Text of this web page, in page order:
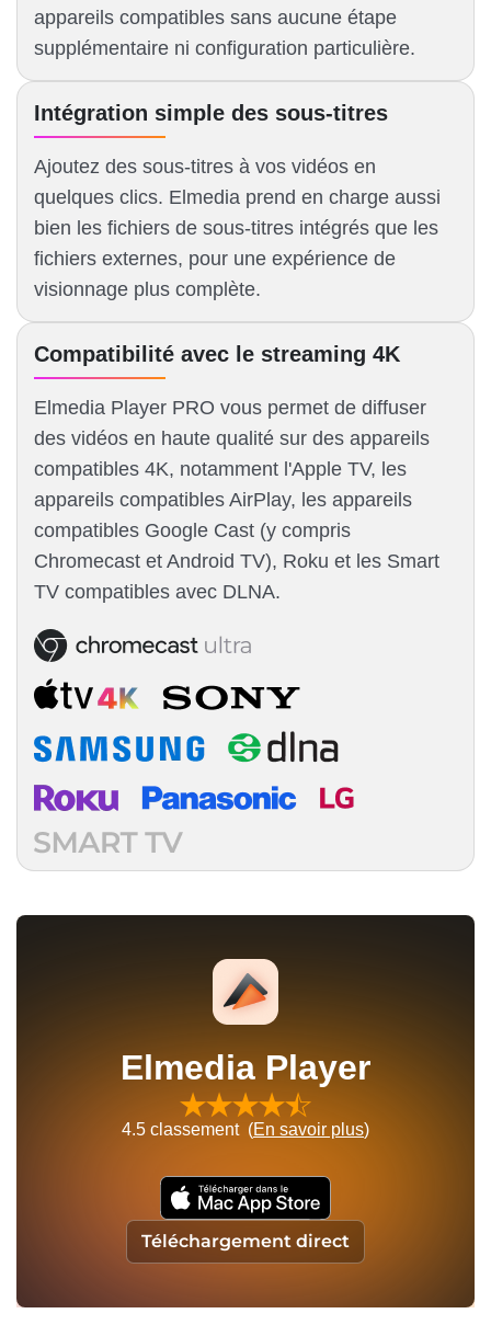
appareils compatibles sans aucune étape
supplémentaire ni configuration particulière.
Intégration simple des sous-titres
Ajoutez des sous-titres à vos vidéos en
quelques clics. Elmedia prend en charge aussi
bien les fichiers de sous-titres intégrés que les
fichiers externes, pour une expérience de
visionnage plus complète.
Compatibilité avec le streaming 4K
Elmedia Player PRO vous permet de diffuser
des vidéos en haute qualité sur des appareils
compatibles 4K, notamment l'Apple TV, les
appareils compatibles AirPlay, les appareils
compatibles Google Cast (y compris
Chromecast et Android TV), Roku et les Smart
TV compatibles avec DLNA.
Elmedia Player
4.5 classement (En savoir plus)
Téléchargement direct